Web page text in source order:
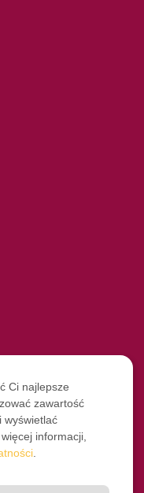
Ci najlepsze
zawartość
wyświetlać
informacji,